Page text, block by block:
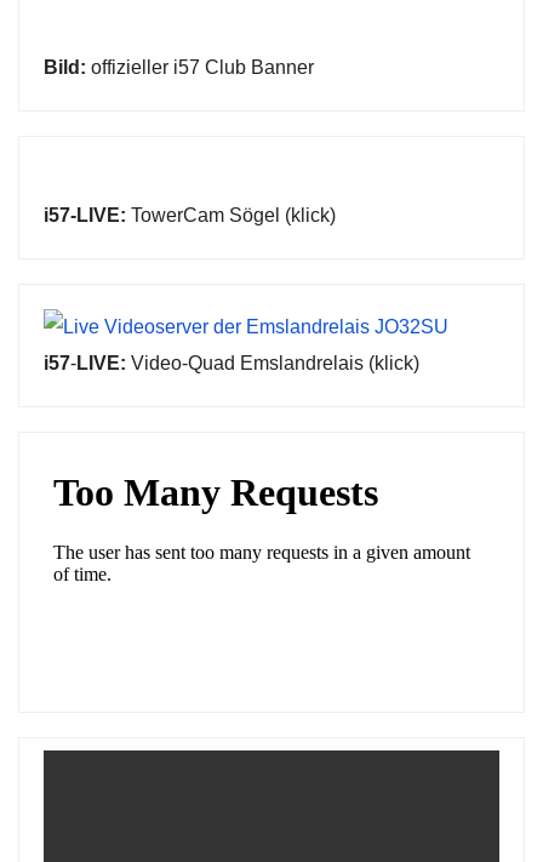
Bild: offizieller i57 Club Banner
i57-LIVE: TowerCam Sögel (klick)
i57-LIVE: Video-Quad Emslandrelais (klick)